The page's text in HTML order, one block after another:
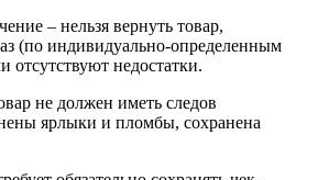
– нельзя вернуть товар,
(по индивидуально-определенным
отсутствуют недостатки.
не должен иметь следов
ярлыки и пломбы, сохранена